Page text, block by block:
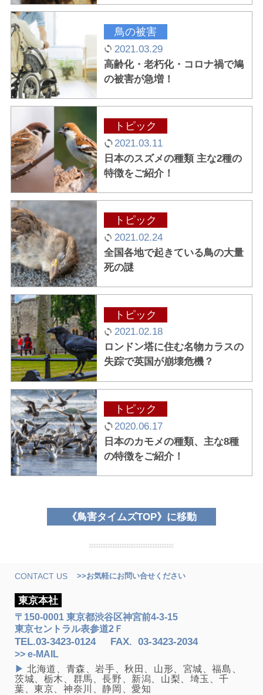
鳥の被害
2021.03.29
高齢化・老朽化・コロナ禍で鳩
の被害が急増！
トピック
2021.03.11
日本のスズメの種類 主な2種の
特徴をご紹介！
トピック
2021.02.24
全国各地で起きている鳥の大量
死の謎
トピック
2021.02.18
ロンドン塔に住む名物カラスの
失踪で英国が崩壊危機？
トピック
2020.06.17
日本のカモメの種類、主な8種
の特徴をご紹介！
鳥害タイムズTOP に移動
CONTACT US >>お気軽にお問い合せください
東京本社
TEL.03-3423-0124 FAX. 03-3423-2034
〒150-0001 東京都渋谷区神宮前4-3-15
東京セントラル表参道2Ｆ
>> e-MAIL
▶北海道、青森、岩手、秋田、山形、宮城、福島、
茨城、栃木、群馬、長野、新潟、山梨、埼玉、千
葉、東京、神奈川、静岡、愛知